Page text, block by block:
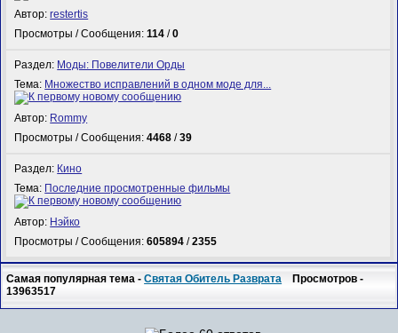
Автор:restertis
Просмотры / Сообщения:114 /0
Раздел: Моды: Повелители Орды
Тема: Множество исправлений в одном моде для...
Автор: Rommy
Просмотры / Сообщения:4468 /39
Раздел: Кино
Тема: Последние просмотренные фильмы
Автор: Нэйко
Просмотры / Сообщения:605894 /2355
Самая популярная тема -Святая Обитель Разврата Просмотров -
13963517